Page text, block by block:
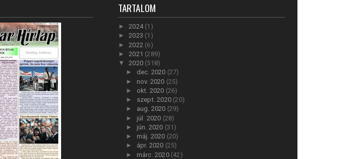
TARTALOM
►2024 (1)
►2023 (1)
►2022 (6)
►2021 (289)
▼2020 (518)
► dec. 2020 (27)
► nov. 2020 (25)
► okt. 2020 (26)
► szept. 2020 (20)
► aug. 2020 (29)
► júl. 2020 (28)
► jún. 2020 (31)
► máj. 2020 (20)
► ápr. 2020 (25)
► márc. 2020 (42)